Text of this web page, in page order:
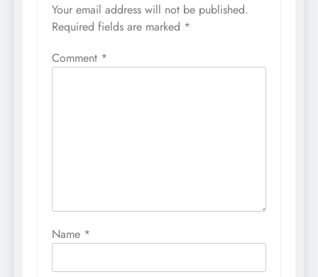
Your email address will not be published.
Required fields are marked *
Comment *
Name *